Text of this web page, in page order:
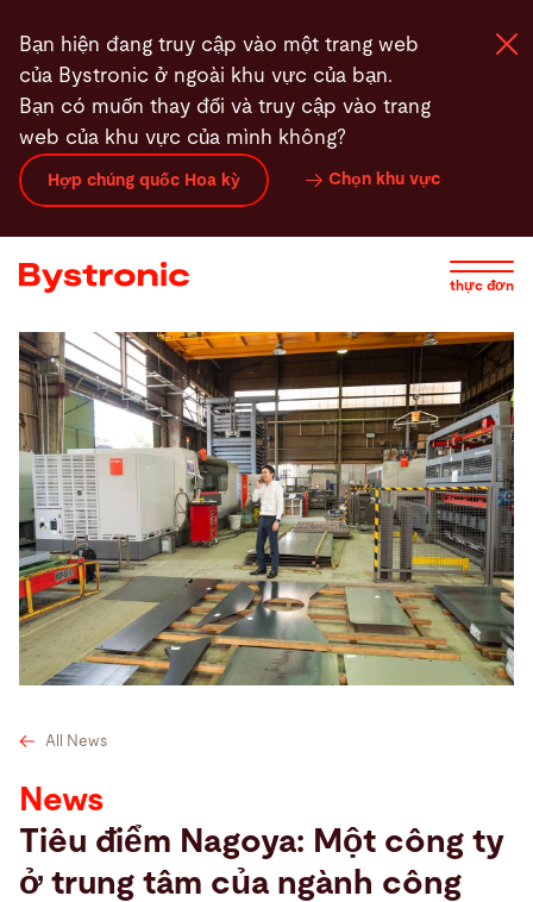
đến
nội
dung
Bạn hiện đang truy cập vào một trang web
của Bystronic ở ngoài khu vực của bạn.
Bạn có muốn thay đổi và truy cập vào trang
web của khu vực của mình không?
Hợp chúng quốc Hoa kỳ Chọn khu vực
thực đơn
Máy và phần mềm
Dịch vụ
Phòng tin tức
Công ty
Tìm kiếm
Hợp chúng quốc Hoa kỳ · VietnameseTiếp xúc myBystronic
All News
News
Tiêu điểm Nagoya: Một công ty
ở trung tâm của ngành công